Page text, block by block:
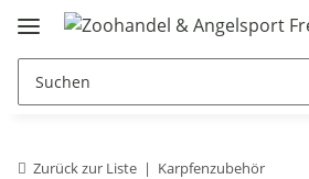
Zurück zur Liste Karpfenzubehör